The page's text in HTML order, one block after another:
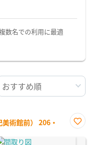
数名での利用に最適
術館前） 206・
に入